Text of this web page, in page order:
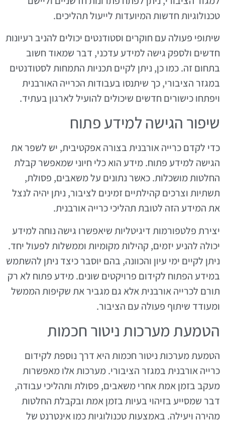
טכנולוגיות חדשות המיועדות לייעול תהליכים.
שיתופי פעולה עם חוקרים וסטודנטים יכולים להניב רעיונות
חדשים ולספק גישה למידע עדכני, דבר שמאוד חשוב
בתחום זה. כמו כן, ניתן לקיים תכניות התמחות לסטודנטים
במגזר הציבורי, כך שיתנסו בעבודות הכרייה האורבנית
ויפתחו כישורים חדשים שיכולים להועיל לארגון בעתיד.
שיפור הגישה למידע פתוח
כדי לקדם כרייה אורבנית בצורה אפקטיבית, יש לשפר את
הגישה למידע פתוח. מידע הוא כלי חיוני שמאפשר קבלת
החלטות מושכלות. כאשר נתונים על משאבים, פסולת,
תשתיות וצרכים קהילתיים זמינים לציבור, ניתן יהיה לנצל
את המידע הזה לטובת תהליכי כרייה אורבנית.
יצירת פלטפורמות דיגיטליות שיאפשרו גישה נוחה למידע
יכולה להניע יזמים, קהילות מקומיות וממשלות לפעול יחד.
ניתן לקיים ימי עיון והכוונה, בהם יוסבר כיצד ניתן להשתמש
במידע הפתוח לקידום פרויקטים שונים. מידע פתוח לא רק
תורם לכרייה אורבנית אלא גם מגביר את שקיפות הממשל
ומעודד שיתוף פעולה עם הציבור.
הטמעת מערכות ניטור חכמות
הטמעת מערכות ניטור חכמות היא דרך נוספת לקידום
כרייה אורבנית במגזר הציבורי. מערכות אלו מאפשרות
מעקב בזמן אמת אחרי משאבים, פסולת ותהליכי עבודה,
דבר שמסייע בזיהוי בעיות בזמן אמת ובקבלת החלטות
מהירה ויעילה. באמצעות טכנולוגיות כמו אינטרנט של